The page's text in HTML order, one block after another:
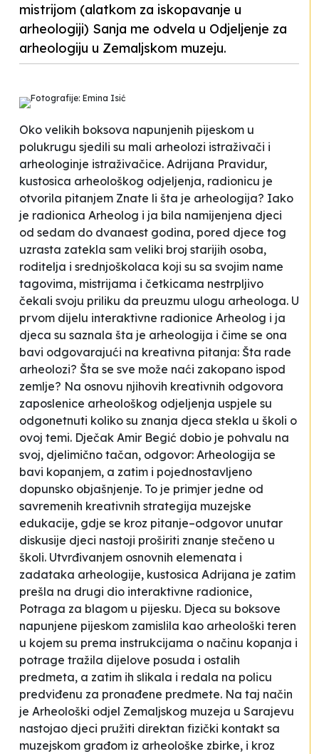
mistrijom (alatkom za iskopavanje u
arheologiji) Sanja me odvela u Odjeljenje za
arheologiju u Zemaljskom muzeju.
Fotografije: Emina Isić
Oko velikih boksova napunjenih pijeskom u
polukrugu sjedili su mali arheolozi istraživači i
arheologinje istraživačice. Adrijana Pravidur,
kustosica arheološkog odjeljenja, radionicu je
otvorila pitanjem Znate li šta je arheologija? Iako
je radionica Arheolog i ja bila namijenjena djeci
od sedam do dvanaest godina, pored djece tog
uzrasta zatekla sam veliki broj starijih osoba,
roditelja i srednjoškolaca koji su sa svojim name
tagovima, mistrijama i četkicama nestrpljivo
čekali svoju priliku da preuzmu ulogu arheologa. U
prvom dijelu interaktivne radionice Arheolog i ja
djeca su saznala šta je arheologija i čime se ona
bavi odgovarajući na kreativna pitanja: Šta rade
arheolozi? Šta se sve može naći zakopano ispod
zemlje? Na osnovu njihovih kreativnih odgovora
zaposlenice arheološkog odjeljenja uspjele su
odgonetnuti koliko su znanja djeca stekla u školi o
ovoj temi. Dječak Amir Begić dobio je pohvalu na
svoj, djelimično tačan, odgovor: Arheologija se
bavi kopanjem, a zatim i pojednostavljeno
dopunsko objašnjenje. To je primjer jedne od
savremenih kreativnih strategija muzejske
edukacije, gdje se kroz pitanje–odgovor unutar
diskusije djeci nastoji proširiti znanje stečeno u
školi. Utvrđivanjem osnovnih elemenata i
zadataka arheologije, kustosica Adrijana je zatim
prešla na drugi dio interaktivne radionice,
Potraga za blagom u pijesku. Djeca su boksove
napunjene pijeskom zamislila kao arheološki teren
u kojem su prema instrukcijama o načinu kopanja i
potrage tražila dijelove posuda i ostalih
predmeta, a zatim ih slikala i redala na policu
predviđenu za pronađene predmete. Na taj način
je Arheološki odjel Zemaljskog muzeja u Sarajevu
nastojao djeci pružiti direktan fizički kontakt sa
muzejskom građom iz arheološke zbirke, i kroz